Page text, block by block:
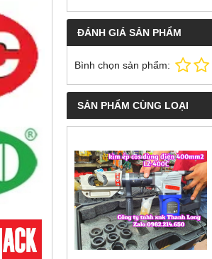
ĐÁNH GIÁ SẢN PHẨM
Bình chọn sản phẩm:
SẢN PHẨM CÙNG LOẠI